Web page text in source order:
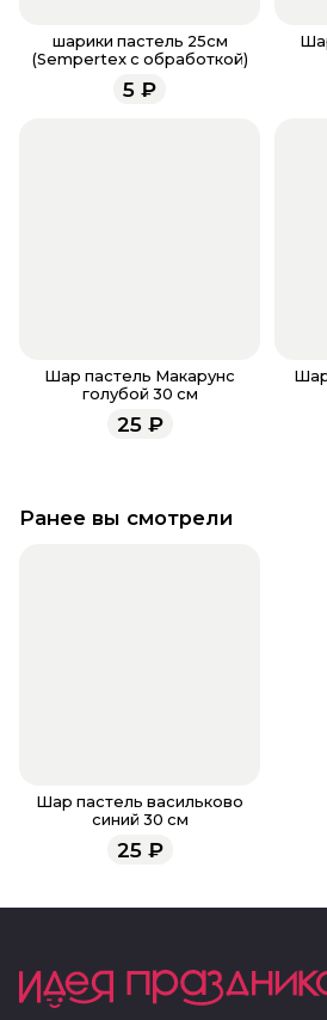
заказа, звоните по номеру
86 или напишите WhatsApp
менеджеры работают
шарики пастель 25см
(Sempertex с обработкой)
5 ₽
Шар пастель Макарунс
голубой 30 см
25₽
Ранее вы смотрели
Шар пастель васильково
синий 30 см
25₽